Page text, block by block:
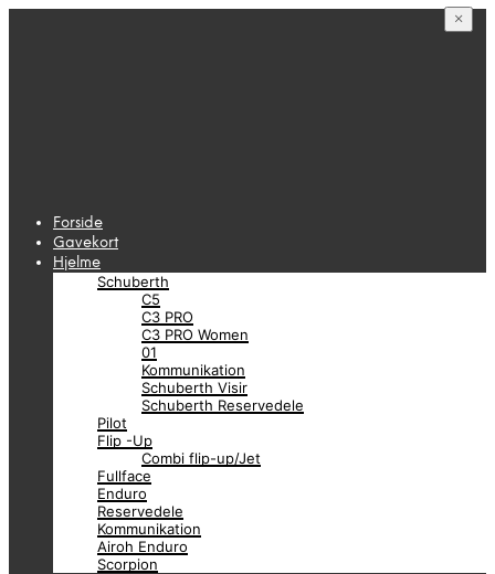
Forside
Gavekort
Hjelme
Schuberth
C5
C3 PRO
C3 PRO Women
01
Kommunikation
Schuberth Visir
Schuberth Reservedele
Pilot
Flip -Up
Combi flip-up/Jet
Fullface
Enduro
Reservedele
Kommunikation
Airoh Enduro
Scorpion
×